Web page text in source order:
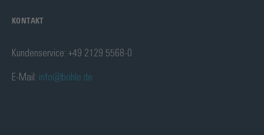
KONTAKT
Kundenservice: +49 2129 5568-0
E-Mail: info@bohle.de